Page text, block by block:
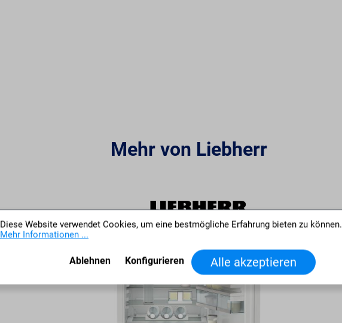
Mehr von Liebherr
Diese Website verwendet Cookies, um eine bestmögliche Erfahrung bieten zu können.
Mehr Informationen ...
Ablehnen Konfigurieren Alle akzeptieren